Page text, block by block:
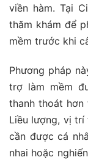
viền hàm. Tại
thăm khám để
mềm trước khi
Phương pháp
trợ làm mềm
thanh thoát hơn
Liều lượng, vị
cần được cá
nhai hoặc